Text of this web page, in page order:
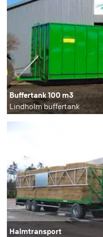
Buffertank 100 m3
Lindholm buffertank
Halmtransport